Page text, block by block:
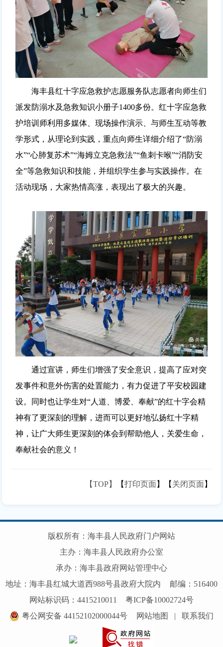
海丰县红十字应急救护志愿服务队志愿者向师生们
派发防溺水及急救知识小册子1400多份。红十字应急救
护培训师利用多媒体、现场操作演示、与师生互动等教
学形式，从理论到实践，重点向师生详细介绍了“防溺
水”“心肺复苏术”“海姆立克急救法”“鱼刺卡喉”“消防安
全”等急救知识和技能，并组织学生参与实践操作。在
活动现场，大家热情高涨，表现出了极大的兴趣。
通过宣讲，师生们增强了安全意识，提高了应对突
发事件和意外伤害的处置能力，有力促进了平安校园建
设。同时也让学生对“人道、博爱、奉献”的红十字会精
神有了更深刻的理解，进而可以更好地弘扬红十字精
神，让广大师生更深刻的体会到帮助他人，关爱生命，
奉献社会的意义！
【TOP】 【打印页面】【 关闭页面】
版权所有：海丰县人民政府门户网站
主办：海丰县人民政府办公室
承办：海丰县政府网站管理中心
地址：海丰县红城大道西988号县政府大院内
邮编：516400
网站标识码：4415210011
粤ICP备10002724号
粤公网安备 44152102000044号
网站地图 | 联系我们